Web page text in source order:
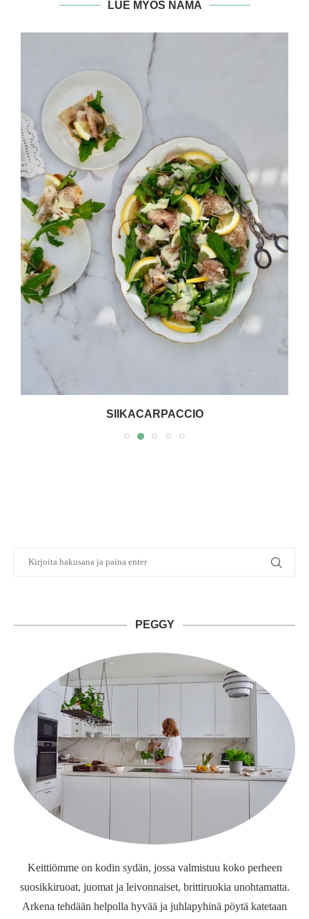
LUE MYÖS NÄMÄ
SIIKACARPACCIO
PEGGY
Keittiömme on kodin sydän, jossa valmistuu koko perheen
suosikkiruoat, juomat ja leivonnaiset, brittiruokia unohtamatta.
Arkena tehdään helpolla hyvää ja juhlapyhinä pöytä katetaan